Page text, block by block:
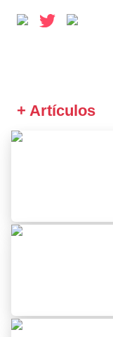
+ Artículos